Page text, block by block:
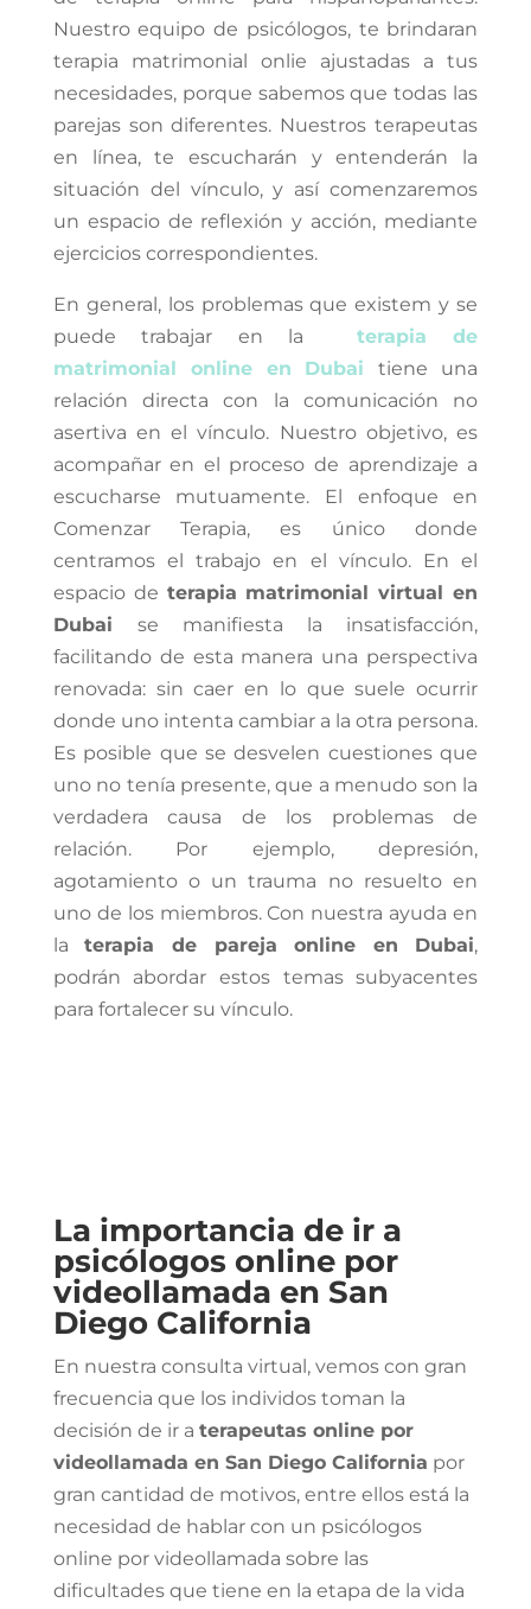
Nuestro equipo de psicólogos, te brindaran
terapia matrimonial onlie ajustadas a tus
necesidades, porque sabemos que todas las
parejas son diferentes. Nuestros terapeutas
en línea, te escucharán y entenderán la
situación del vínculo, y así comenzaremos
un espacio de reflexión y acción, mediante
ejercicios correspondientes.
En general, los problemas que existem y se
puede trabajar en la
terapia de
matrimonial online en Dubaitiene una
relación directa con la comunicación no
asertiva en el vínculo. Nuestro objetivo, es
acompañar en el proceso de aprendizaje a
escucharse mutuamente. El enfoque en
Comenzar Terapia, es único donde
centramos el trabajo en el vínculo. En el
espacio de terapia matrimonial virtual en
Dubai se manifiesta la insatisfacción,
facilitando de esta manera una perspectiva
renovada: sin caer en lo que suele ocurrir
donde uno intenta cambiar a la otra persona.
Es posible que se desvelen cuestiones que
uno no tenía presente, que a menudo son la
verdadera causa de los problemas de
relación. Por ejemplo, depresión,
agotamiento o un trauma no resuelto en
uno de los miembros. Con nuestra ayuda en
laterapia de pareja online en Dubai,
podrán abordar estos temas subyacentes
para fortalecer su vínculo.
La importancia de ir a
psicólogos online por
videollamada en San
Diego California
En nuestra consulta virtual, vemos con gran
frecuencia que los individos toman la
decisión de ir a terapeutas online por
videollamada en San Diego California por
gran cantidad de motivos, entre ellos está la
necesidad de hablar con un psicólogos
online por videollamada sobre las
dificultades que tiene en la etapa de la vida